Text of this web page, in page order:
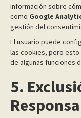
información sobre
como Google
gestión del
El usuario puede
las cookies, pero
de algunas funciones
5.